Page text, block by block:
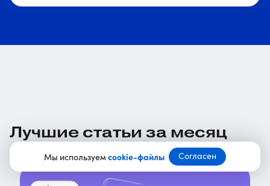
Мы используемcookie-файлы Согласен
Лучшие статьи за месяц